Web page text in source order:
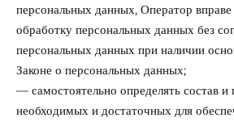
персональных данных, Оператор
обработку персональных данных без
персональных данных при наличии
Законе о персональных данных;
— самостоятельно определять состав и
необходимых и достаточных для